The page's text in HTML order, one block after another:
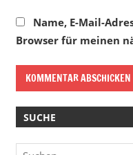
Name, E-Mail-
Browser für meinen
SUCHE